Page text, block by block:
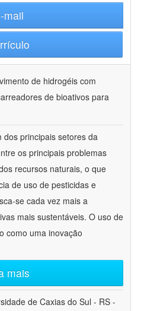
mail
de hidrogéis com
de bioativos para
dos principais setores da
os principais problemas
recursos naturais, o que
de uso de pesticidas e
se cada vez mais a
mais sustentáveis. O uso de
como uma inovação
mais
de Caxias do Sul - RS -